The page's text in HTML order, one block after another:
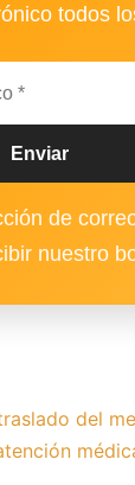
todos
de
nuestro
del